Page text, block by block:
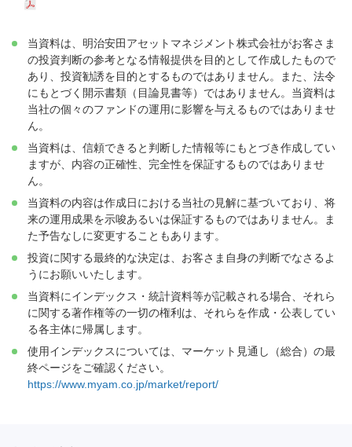
当資料は、明治安田アセットマネジメント株式会社がお客さま
の投資判断の参考となる情報提供を目的として作成したもので
あり、投資勧誘を目的とするものではありません。また、法令
にもとづく開示書類（目論見書等）ではありません。当資料は
当社の個々のファンドの運用に影響を与えるものではありませ
ん。
当資料は、信頼できると判断した情報等にもとづき作成してい
ますが、内容の正確性、完全性を保証するものではありませ
ん。
当資料の内容は作成日における当社の見解に基づいており、将
来の運用成果を示唆あるいは保証するものではありません。ま
た予告なしに変更することもあります。
投資に関する最終的な決定は、お客さま自身の判断でなさるよ
うにお願いいたします。
当資料にインデックス・統計資料等が記載される場合、それら
に関する著作権等の一切の権利は、それらを作成・公表してい
る各主体に帰属します。
使用インデックスについては、マーケット見通し（総合）の最
終ページをご確認ください。
https://www.myam.co.jp/market/report/